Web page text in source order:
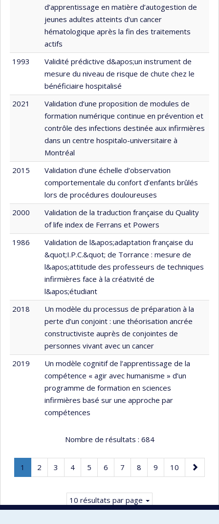
d’apprentissage en matière d’autogestion de
jeunes adultes atteints d’un cancer
hématologique après la fin des traitements
actifs
1993
Validité prédictive d&apos;un instrument de
mesure du niveau de risque de chute chez le
bénéficiaire hospitalisé
2021
Validation d’une proposition de modules de
formation numérique continue en prévention et
contrôle des infections destinée aux infirmières
dans un centre hospitalo-universitaire à
Montréal
2015
Validation d’une échelle d’observation
comportementale du confort d’enfants brûlés
lors de procédures douloureuses
2000
Validation de la traduction française du Quality
of life index de Ferrans et Powers
1986
Validation de l&apos;adaptation française du
&quot;I.P.C.&quot; de Torrance : mesure de
l&apos;attitude des professeurs de techniques
infirmières face à la créativité de
l&apos;étudiant
2018
Un modèle du processus de préparation à la
perte d’un conjoint : une théorisation ancrée
constructiviste auprès de conjointes de
personnes vivant avec un cancer
2019
Un modèle cognitif de l’apprentissage de la
compétence « agir avec humanisme » d’un
programme de formation en sciences
infirmières basé sur une approche par
compétences
Nombre de résultats : 684
Page
1
Page
Page
2 Page
3 Page
4 Page
5 Page
6 Page
7 Page
8 Page
9 Page
10
Page
suivante
10 résultats par page